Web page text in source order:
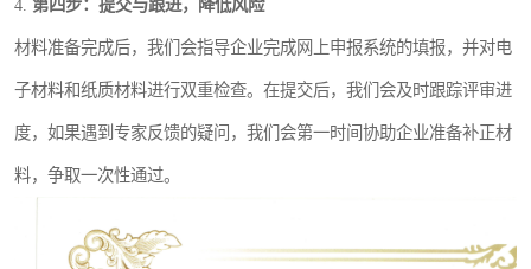
4. 第四步：提交与跟进，降低风险
材料准备完成后，我们会指导企业完成网上申报系统的填报，并对电
子材料和纸质材料进行双重检查。在提交后，我们会及时跟踪评审进
度，如果遇到专家反馈的疑问，我们会第一时间协助企业准备补正材
料，争取一次性通过。